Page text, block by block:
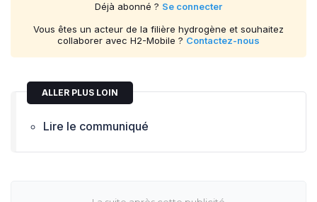
Déjà abonné ? Se connecter
Vous êtes un acteur de la filière hydrogène et souhaitez
collaborer avec H2-Mobile ? Contactez-nous
ALLER PLUS LOIN
Lire le communiqué